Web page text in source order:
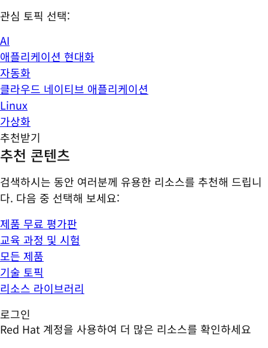
관심 토픽 선택:
AI
애플리케이션 현대화
자동화
클라우드 네이티브 애플리케이션
Linux
가상화
추천받기
추천 콘텐츠
검색하시는 동안 여러분께 유용한 리소스를 추천해 드립니
다. 다음 중 선택해 보세요:
제품 무료 평가판
교육 과정 및 시험
모든 제품
기술 토픽
리소스 라이브러리
로그인
Red Hat 계정을 사용하여 더 많은 리소스를 확인하세요